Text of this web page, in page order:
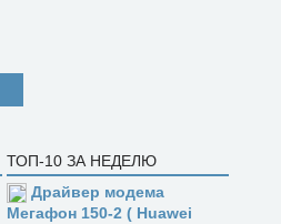
ТОП-10 ЗА НЕДЕЛЮ
Драйвер модема
Мегафон 150-2 ( Huawei